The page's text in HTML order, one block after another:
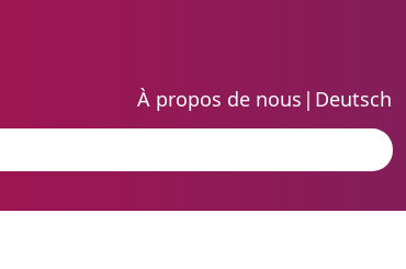
À propos de nous | Deutsch